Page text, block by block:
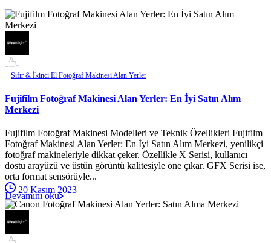
-
Sıfır & İkinci El Fotoğraf Makinesi Alan Yerler
Fujifilm Fotoğraf Makinesi Alan Yerler: En İyi Satın Alım
Merkezi
Fujifilm Fotoğraf Makinesi Modelleri ve Teknik Özellikleri Fujifilm
Fotoğraf Makinesi Alan Yerler: En İyi Satın Alım Merkezi, yenilikçi
fotoğraf makineleriyle dikkat çeker. Özellikle X Serisi, kullanıcı
dostu arayüzü ve üstün görüntü kalitesiyle öne çıkar. GFX Serisi ise,
orta format sensörüyle...
20 Kasım 2023
Devamını oku